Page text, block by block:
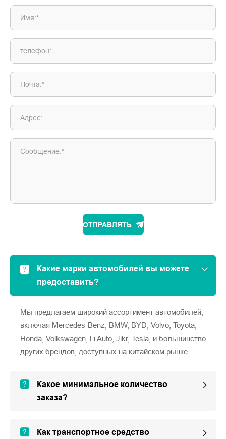
Имя:*
телефон:
Почта:*
Адрес:
Сообщение:*
ОТПРАВЛЯТЬ
Какие марки автомобилей вы можете
предоставить?
Мы предлагаем широкий ассортимент автомобилей,
включая Mercedes-Benz, BMW, BYD, Volvo, Toyota,
Honda, Volkswagen, Li Auto, Jikr, Tesla, и большинство
других брендов, доступных на китайском рынке.
Какое минимальное количество
заказа?
Как транспортное средство